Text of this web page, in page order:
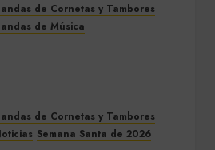
de Cornetas y Tambores
de Música
9 DE MAYO DE 2026 0
de Cornetas y Tambores
Semana Santa de 2026